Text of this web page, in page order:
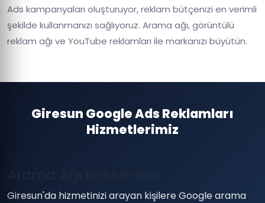
Ads kampanyaları oluşturuyor, reklam bütçenizi en verimli
şekilde kullanmanızı sağlıyoruz. Arama ağı, görüntülü
reklam ağı ve YouTube reklamları ile markanızı büyütün.
Giresun Google Ads Reklamları
Hizmetlerimiz
Giresun'da hizmetinizi arayan kişilere Google arama